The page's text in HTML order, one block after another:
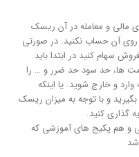
مالی و معامله در آن ریسک
روی آن حساب نکنید. در صورتی
سهام کنید در ابتدا باید
ها، حد سود حد ضرر و … را
و خارج شوید. یا اینکه
و با توجه به میزان ریسک
گذاری کنید.
و هم پکیج های آموزشی که